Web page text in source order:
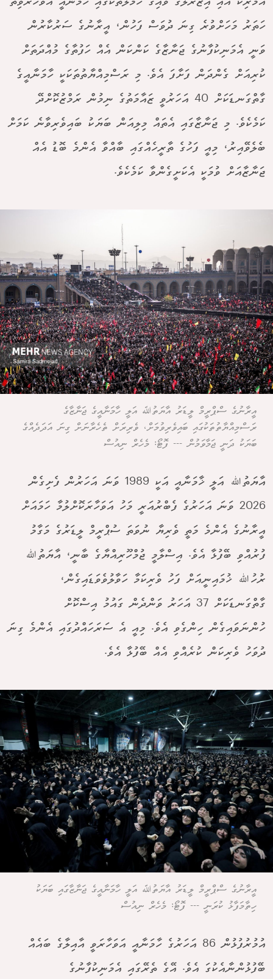
ހަތަރު މަހަށްވުރެ ގިނަ ދުވަސް ފަހުން، އީރާނުގެ ސަރުކާރުން
ވަނީ އެމަނިކުފާނުގެ ޖަނާޒާގެ ކަންކަން އެއް ހަފުތާގެ މުއްދަތަށް
ކުރިއަށް ގެންދަން ފަށާފަ އެވެ. މި ރަސްމިއްޔާތުތަކަކީ ހާމަނާއީގެ
ގާތްގަނޑަކަށް 40 އަހަރުވީ ޒައާމަތުގެ ނިމުން ރަމްޒުކޮށްދޭ
ކަމެކެވެ. މި ޖަނާޒާގައި އެތައް މިލިއަން ބަޔަކު ބައިވެރިވާނެ ކަމަށް
ބެލެވޭއިރު، މިއީ ފަހުގެ ތާރީހެއްގައި ބާއްވާ އެންމެ ބޮޑު އެއް
ޖަނާޒާއަށް ވުމަކީ އެކަށީގެންވާ ކަމެކެވެ.
އީރާނުގެ ސްޕްރީމް ލީޑަރު އާޔަތުﷲ އަލީ ހާމަނާއީގެ ޖަނާޒާގެ
ރަސްމިއްޔާތުތަކުގައި ބައިވެރިވުމަށް، ވެރިރަށް ތެހެރާނަށް ގިނަ އަދަދެއްގެ
ބަޔަކު ދަނީ ޖަމާވަމުން --- ފޮޓޯ: މެހެރް ނިއުސް
އާޔަތުﷲ އަލީ ޚާމަނާއީ އަކީ 1989 ވަނަ އަހަރުން ފެށިގެން
2026 ވަނަ އަހަރުގެ ފެބްރުއަރީ މަހު އަވަހާރަކޮށްލުމާ ހަމައަށް
އީރާނުގެ އެންމެ މަތީ ވެރިޔާ ނުވަތަ ސުޕްރީމް ލީޑަރުގެ މަގާމު
ފުރުއްވި ބޭފުޅާ އެވެ. އިސްލާމީ ޖުމްހޫރިއްޔާގެ ބާނީ، އާޔަތުﷲ
ރުހުﷲ ޚުމައިނީއަށް ފަހު ވެރިކަމާ ހަވާލުވެވަޑައިގެން،
ގާތްގަނޑަކަށް 37 އަހަރު ވަންދެން ގައުމު އިސްކޮށް
ހުންނަވައިގެން ހިންގެވި އެވެ. މިއީ އެ ސަރަހައްދުގައި އެންމެ ގިނަ
ދުވަހު ވެރިކަން ކުރެއްވި އެއް ބޭފުޅާ އެވެ.
އީރާނުގެ ސްޕްރީމް ލީޑަރު އާޔަތުﷲ އަލީ ހާމަނާއީގެ ޖަނާޒާގައި ބަޔަކު
ހިތާމަފާޅު ކުރަނީ --- ފޮޓޯ: މެހެރް ނިއުސް
އުމުރުފުޅުން 86 އަހަރުގެ ހާމަނާއީ އަވަހާރަވީ އާއިލާގެ ބައެއް
ބޭފުޅުންނާއެކުގަ އެވެ. އޭގެ ތެރޭގައި އެމަނިކުފާނުގެ